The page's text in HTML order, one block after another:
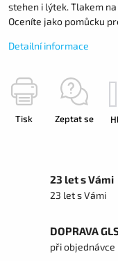
stehen i lýtek. Tlakem
Oceníte jako pomůcku
Detailní informace
Tisk Zeptat se
23 let s Vámi
23 let s Vámi
DOPRAVA
při objednávce